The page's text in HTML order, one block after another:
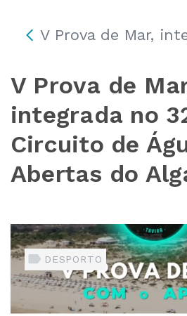
V Prova de Mar,
V Prova de
integrada no
Circuito de
Abertas do
DESPORTO